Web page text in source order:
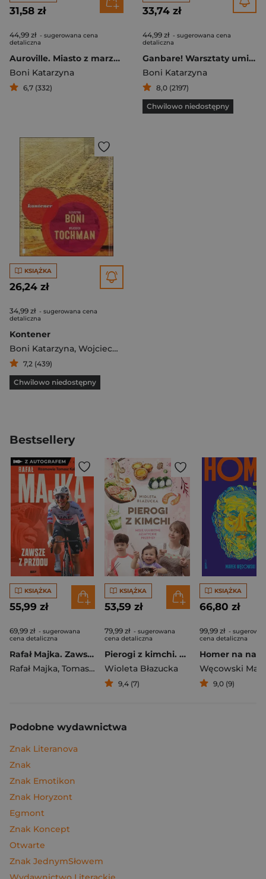
31,58 zł
44,99 zł - sugerowana cena
detaliczna
Auroville. Miasto z marzeń
Boni Katarzyna
6,7 (332)
33,74 zł
44,99 zł - sugerowana cena
detaliczna
Ganbare! Warsztaty umierania
Boni Katarzyna
8,0 (2197)
Chwilowo niedostępny
KSIĄŻKA
26,24 zł
34,99 zł - sugerowana cena
detaliczna
Kontener
Boni Katarzyna, Wojciech Tochman
7,2 (439)
Chwilowo niedostępny
Bestsellery
KSIĄŻKA
55,99 zł
69,99 zł - sugerowana
cena detaliczna
Rafał Majka. Zawsze z przodu. Rozmawia Tomasz Kalemba - książka z autografem
Rafał Majka, Tomasz Kalemba
KSIĄŻKA
53,59 zł
79,99 zł - sugerowana
cena detaliczna
Pierogi z kimchi. Moje ulubione azjatyckie przepisy
Wioleta Błazucka
9,4 (7)
KSIĄŻKA
66,80 zł
99,99 zł -
cena detaliczna
Węcowski
9,0 (9)
Podobne wydawnictwa
Znak Literanova
Znak
Znak Emotikon
Znak Horyzont
Egmont
Znak Koncept
Otwarte
Znak JednymSłowem